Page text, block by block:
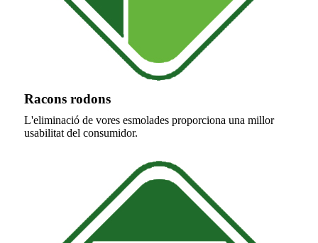
Racons rodons
L'eliminació de vores esmolades proporciona una millor
usabilitat del consumidor.